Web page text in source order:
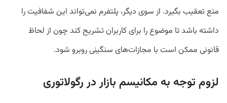
منع تعقیب بگیرد. از سوی دیگر، پلتفرم نمی‌تواند این شفافیت را
داشته باشد تا موضوع را برای کاربران تشریح کند چون از لحاظ
قانونی ممکن است با مجازات‌های سنگینی روبرو شود.
لزوم توجه به مکانیسم بازار در رگولاتوری